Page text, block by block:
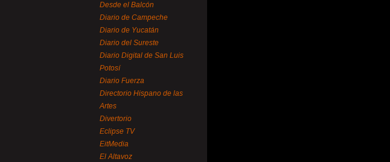
Desde el Balcón
Diario de Campeche
Diario de Yucatán
Diario del Sureste
Diario Digital de San Luis
Potosí
Diario Fuerza
Directorio Hispano de las
Artes
Divertorio
Eclipse TV
EitMedia
El Altavoz